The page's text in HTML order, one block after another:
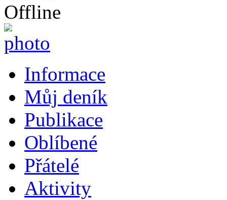
Offline
Informace
Můj deník
Publikace
Oblíbené
Přátelé
Aktivity